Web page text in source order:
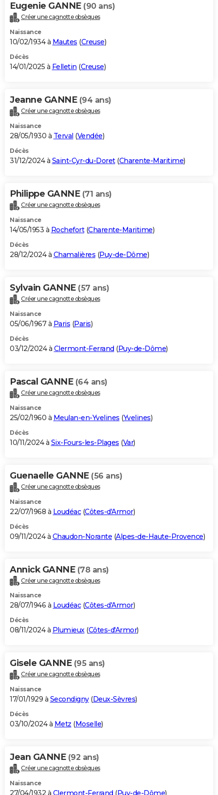
Eugenie GANNE (90 ans)
Créer une cagnotte obsèques
Naissance
10/02/1934 à Mautes (Creuse)
Décès
14/01/2025 à Felletin (Creuse)
Jeanne GANNE (94 ans)
Créer une cagnotte obsèques
Naissance
28/05/1930 à Terval (Vendée)
Décès
31/12/2024 à Saint-Cyr-du-Doret(Charente-Maritime)
Philippe GANNE (71 ans)
Créer une cagnotte obsèques
Naissance
14/05/1953 à Rochefort(Charente-Maritime)
Décès
28/12/2024 à Chamalières (Puy-de-Dôme)
Sylvain GANNE (57 ans)
Créer une cagnotte obsèques
Naissance
05/06/1967 à Paris (Paris)
Décès
03/12/2024 à Clermont-Ferrand (Puy-de-Dôme)
Pascal GANNE (64 ans)
Créer une cagnotte obsèques
Naissance
25/02/1960 à Meulan-en-Yvelines (Yvelines)
Décès
10/11/2024 à Six-Fours-les-Plages (Var)
Guenaelle GANNE (56 ans)
Créer une cagnotte obsèques
Naissance
22/07/1968 à Loudéac(Côtes-d'Armor)
Décès
09/11/2024 à Chaudon-Norante (Alpes-de-Haute-Provence)
Annick GANNE (78 ans)
Créer une cagnotte obsèques
Naissance
28/07/1946 à Loudéac(Côtes-d'Armor)
Décès
08/11/2024 à Plumieux(Côtes-d'Armor)
Gisele GANNE (95 ans)
Créer une cagnotte obsèques
Naissance
17/01/1929 à Secondigny(Deux-Sèvres)
Décès
03/10/2024 à Metz (Moselle)
Jean GANNE (92 ans)
Créer une cagnotte obsèques
Naissance
27/04/1932 à Clermont-Ferrand (Puy-de-Dôme)